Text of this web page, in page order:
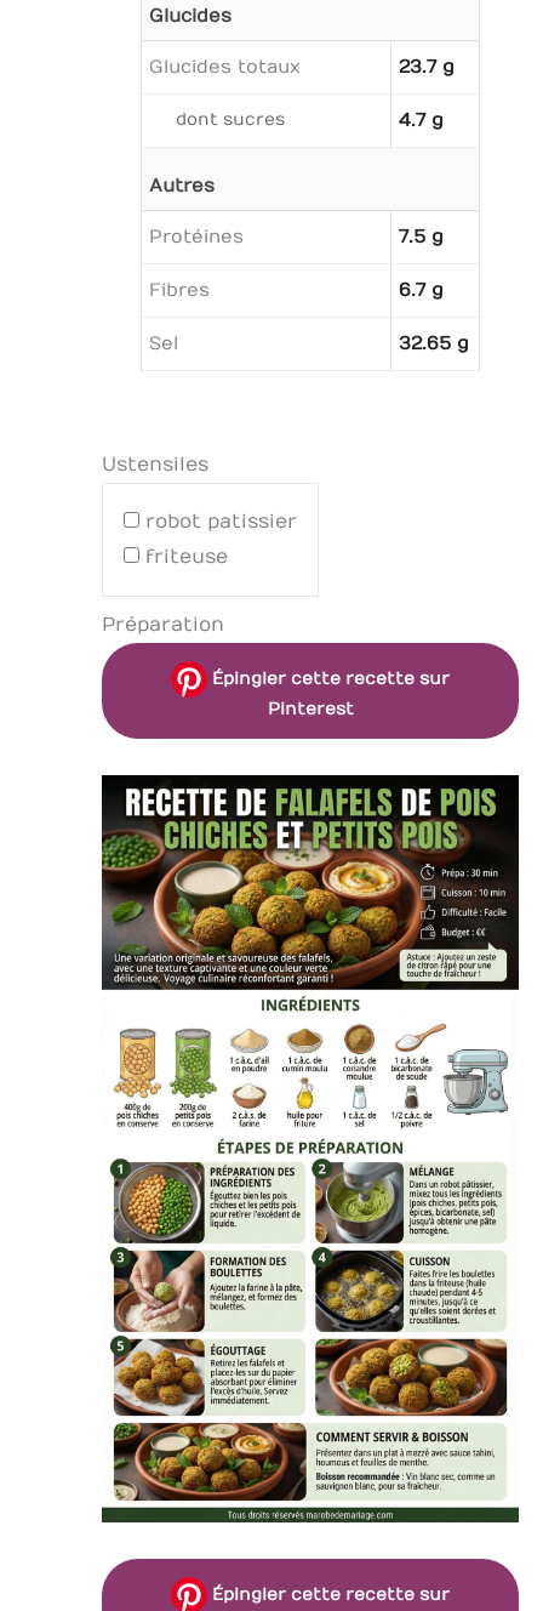
Glucides
Glucides totaux 23.7 g
dont sucres 4.7 g
Autres
Protéines 7.5 g
Fibres 6.7 g
Sel 32.65 g
Ustensiles
robot patissier
friteuse
Préparation
Épingler cette recette sur
Pinterest
Épingler cette recette sur